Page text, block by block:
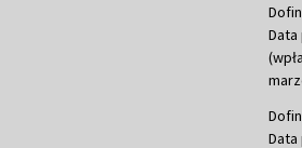
Data
Data